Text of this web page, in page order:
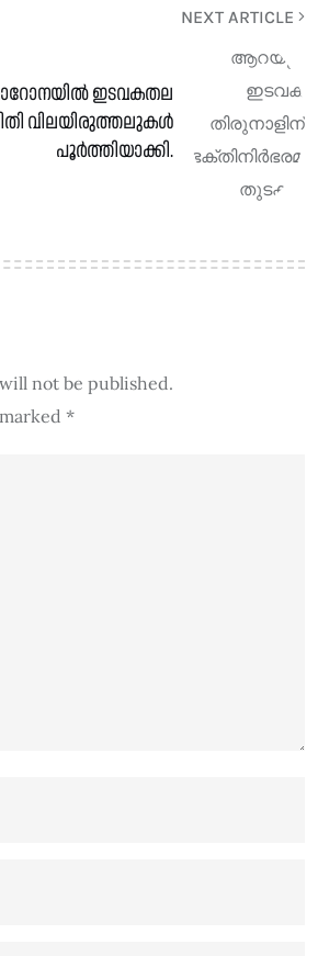
NEXT ARTICLE
ഇടവകതല
വിലയിരുത്തലുകൾ
പൂർത്തിയാക്കി.
not be published.
*